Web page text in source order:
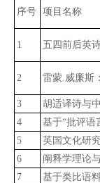
序号 项目名称
1 五四前后英
2 雷蒙.威廉斯
3
胡适译诗与
4
基于“批评语
5
英国文化研
6
阐释学理论
7
基于类比语